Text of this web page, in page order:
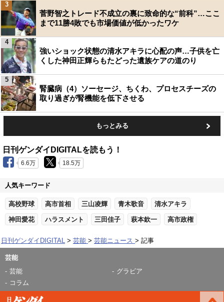
菅野智之トレード不成立の裏に致命的な“前科”…ここ
まで11勝4敗でも市場価値が低かったワケ
3
強いショック状態の清水アキラに心配の声…子供を亡
くした神田正輝らもたどった遺族ケアの道のり
4
腎臓病（4）ソーセージ、ちくわ、プロセスチーズの
取り過ぎが腎機能を低下させる
5
もっとみる
日刊ゲンダイDIGITALを読もう！
6.6万 18.5万
人気キーワード
高校野球 高市首相 三山凌輝 青木歌音 清水アキラ
神田愛花 ハラスメント 三田佳子 萩本欽一 高市政権
日刊ゲンダイDIGITAL 芸能 芸能ニュース 記事
芸能
芸能
グラビア
コラム